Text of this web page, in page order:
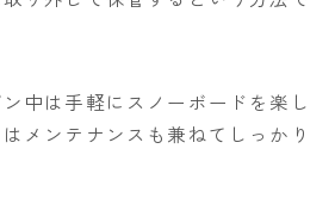
中は手軽にスノーボードを楽し
メンテナンスも兼ねてしっかり